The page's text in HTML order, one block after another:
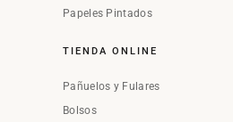
Papeles Pintados
TIENDA ONLINE
Pañuelos y Fulares
Bolsos